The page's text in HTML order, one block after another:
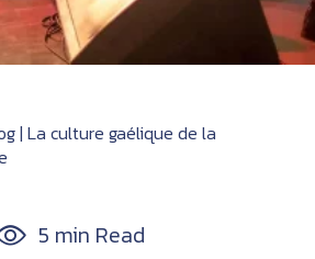
La culture gaélique de la
5 min Read